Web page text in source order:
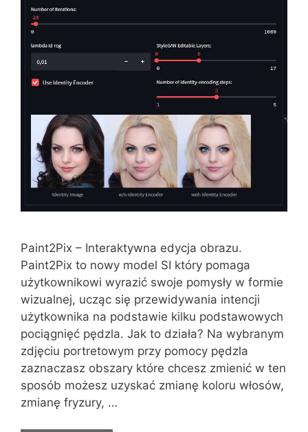
Paint2Pix – Interaktywna edycja obrazu.
Paint2Pix to nowy model SI który pomaga
użytkownikowi wyrazić swoje pomysły w formie
wizualnej, ucząc się przewidywania intencji
użytkownika na podstawie kilku podstawowych
pociągnięć pędzla. Jak to działa? Na wybranym
zdjęciu portretowym przy pomocy pędzla
zaznaczasz obszary które chcesz zmienić w ten
sposób możesz uzyskać zmianę koloru włosów,
zmianę fryzury, …